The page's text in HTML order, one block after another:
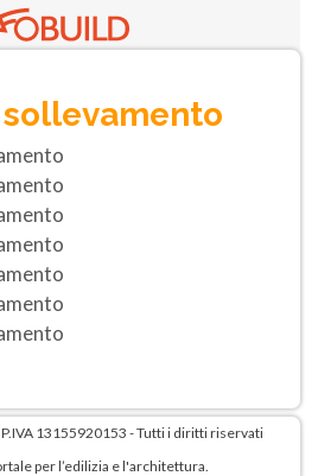
13155920153 - Tutti i diritti riservati
per l’edilizia e l'architettura.